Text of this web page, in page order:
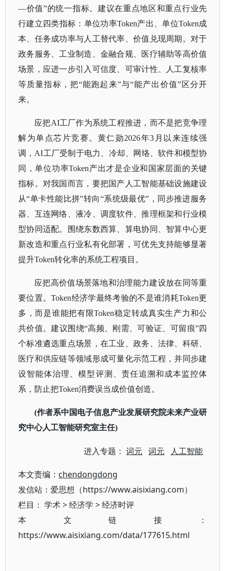
—价值”的统一指标。建议在重点地区和重点行业先
行建立四类指标：单位功率Token产出、单位Token成
本、任务成功率与人工替代率、价值兑现周期。对于
政务服务、工业制造、金融合规、医疗辅助等高价值
场景，应进一步引入可信度、可审计性、人工复核率
等质量指标，把“能跑起来”与“能产出价值”区分开
来。
应把AI工厂作为系统工程推进，而不是把竞争理
解为单点芯片竞赛。黄仁勋2026年3月以来连续强
调，AI工厂受制于电力、冷却、网络、软件和模型协
同，单位功率Token产出才是企业和国家层面的关键
指标。对我国而言，要把国产人工智能基础设施建设
从“单卡性能比拼”转向“系统级最优”，同步推进服务
器、互连网络、 液冷 、调度软件、推理框架和行业模
型协同适配。围绕东数西算、算电协同、智算中心更
新改造和重点行业私有化部署，可优先支持能够显著
提升Token转化率的系统工程项目。
应把高价值场景落地和治理能力建设放在同等重
要位置。Token经济学最终考验的不是谁消耗Token更
多，而是谁能把有限Token稳定转成真实生产力和公
共价值。建议围绕“高频、刚需、可验证、可留痕”四
个标准遴选重点场景，在工业、政务、法律、科研、
医疗和供应链等领域形成可量化示范工程，并同步建
设智能体治理、模型评测、责任追溯和成本监控体
系，防止把Token消费误当成价值创造。
(作者系中国电子信息产业发展研究院未来产业研
究中心人工智能研究室主任)
进入专题：词元 词元 人工智能
本文责编： chendongdong
发信站：爱思想（https://www.aisixiang.com）
栏目： 学术>经济学 >经济时评
本文链接：
https://www.aisixiang.com/data/177615.html